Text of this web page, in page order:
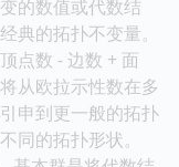
的数值或代数结
典的拓扑不变量。
点数 - 边数 + 面
从欧拉示性数在多
申到更一般的拓扑
同的拓扑形状。